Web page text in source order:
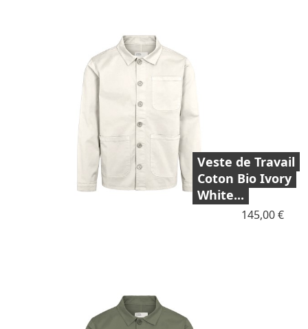
Veste de Travail
Coton Bio Ivory
White...
Prix
145,00 €